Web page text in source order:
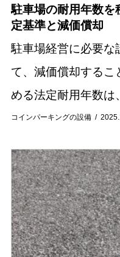
コインパーキングの設備
駐車場の耐用年数を
定基準と減価償却
駐車場経営に必要な
て、減価償却するこ
める法定耐用年数は
備の種類によって細
は年数が異...